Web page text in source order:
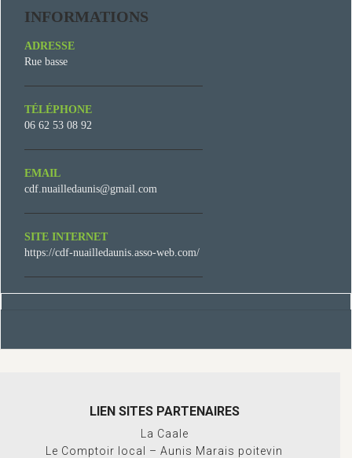
INFORMATIONS
ADRESSE
Rue basse
TÉLÉPHONE
06 62 53 08 92
EMAIL
cdf.nuailledaunis@gmail.com
SITE INTERNET
https://cdf-nuailledaunis.asso-web.com/
LIEN SITES PARTENAIRES
La Caale
Le Comptoir local – Aunis Marais poitevin